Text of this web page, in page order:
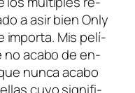
a asir bienOnly
im­por­ta. Mis pe­lí­
no aca­bo de en­
nun­ca aca­bo